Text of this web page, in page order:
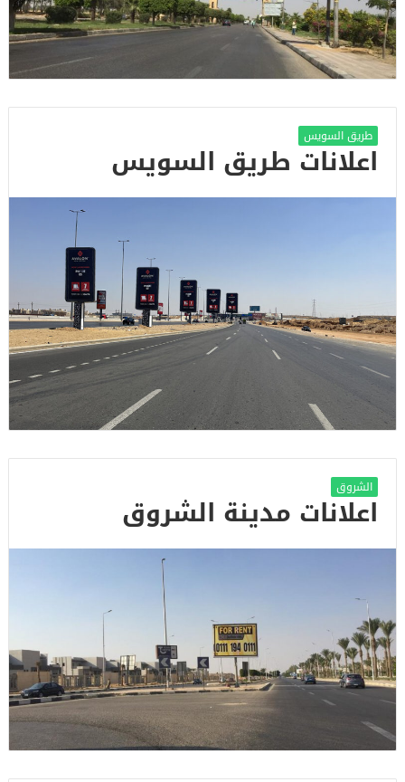
طريق السويس
اعلانات طريق السويس
الشروق
اعلانات مدينة الشروق